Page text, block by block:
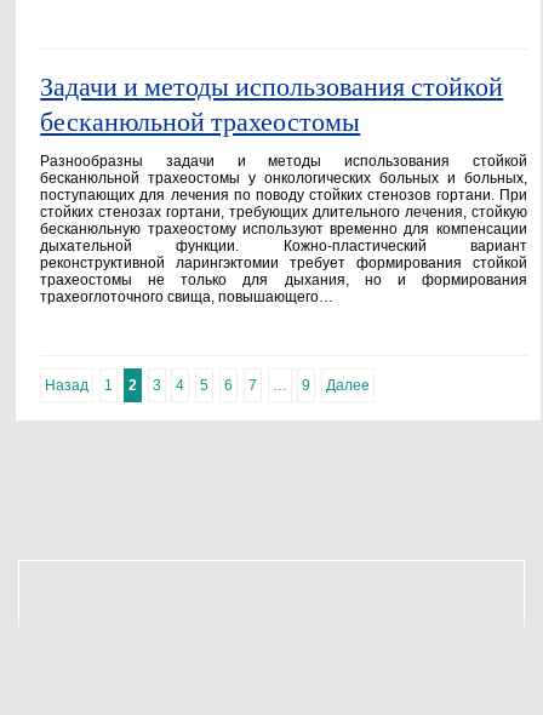
Задачи и методы использования стойкой
бесканюльной трахеостомы
Разнообразны задачи и методы использования стойкой
бесканюльной трахеостомы у онкологических больных и больных,
поступающих для лечения по поводу стойких стенозов гортани. При
стойких стенозах гортани, требующих длительного лечения, стойкую
бесканюльную трахеостому используют временно для компенсации
дыхательной функции. Кожно-пластический вариант
реконструктивной ларингэктомии требует формирования стойкой
трахеостомы не только для дыхания, но и формирования
трахеоглоточного свища, повышающего…
Назад 1 2 3 4 5 6 7 … 9 Далее